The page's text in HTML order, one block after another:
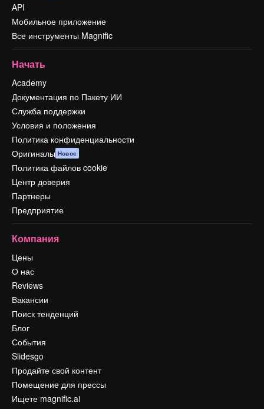
API
Мобильное приложение
Все инструменты Magnific
Начать
Academy
Документация по Пакету ИИ
Служба поддержки
Условия и положения
Политика конфиденциальности
Оригиналы Новое
Политика файлов cookie
Центр доверия
Партнеры
Предприятие
Компания
Цены
О нас
Reviews
Вакансии
Поиск тенденций
Блог
События
Slidesgo
Продайте свой контент
Помещение для прессы
Ищете magnific.ai